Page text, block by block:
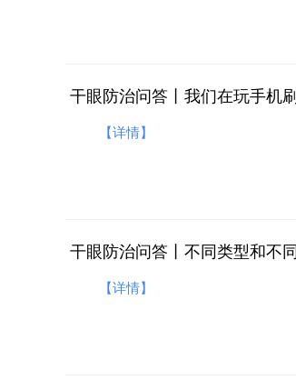
干眼防治问答丨我们在玩手机
【详情】
干眼防治问答丨不同类型和不
【详情】